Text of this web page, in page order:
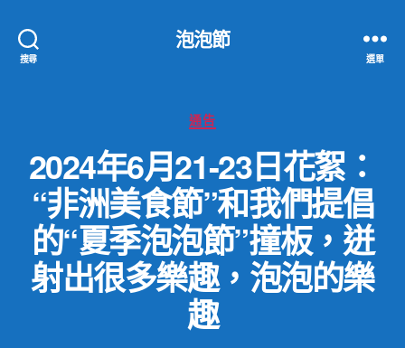
搜尋
泡泡節
選單
分
類
通告
2024年6月21-23日花絮：
“非洲美食節”和我們提倡
的“夏季泡泡節”撞板，迸
射出很多樂趣，泡泡的樂
趣